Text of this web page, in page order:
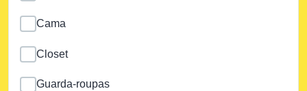
Cama
Closet
Guarda-roupas